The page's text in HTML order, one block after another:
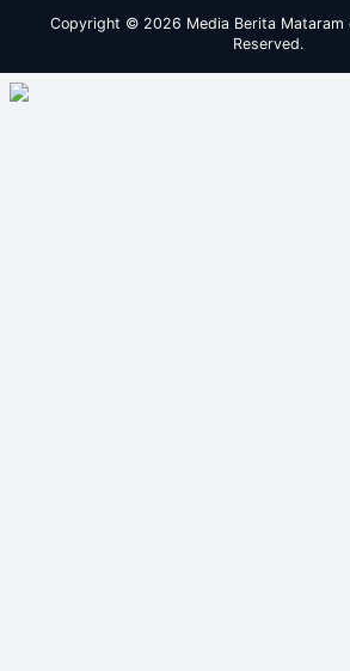
Copyright © 2026 Media Berita Mataram
Reserved.